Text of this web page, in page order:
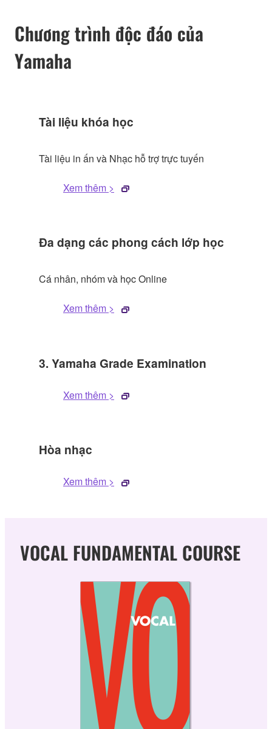
Chương trình độc đáo của
Yamaha
Tài liệu khóa học
Tài liệu in ấn và Nhạc hỗ trợ trực tuyến
Xem thêm >
Đa dạng các phong cách lớp học
Cá nhân, nhóm và học Online
Xem thêm >
3. Yamaha Grade Examination
Xem thêm >
Hòa nhạc
Xem thêm >
VOCAL FUNDAMENTAL COURSE